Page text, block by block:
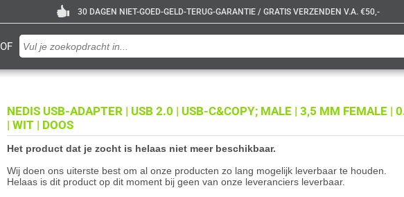
30 DAGEN NIET-GOED-GELD-TERUG-GARANTIE / GRATIS VERZENDEN V.A. €50,-
OF
NEDIS USB-ADAPTER | USB 2.0 | USB-C&COPY; MALE | 3,5 MM FEMALE |
| WIT | DOOS
Het product dat je zocht is helaas niet meer beschikbaar.
Wij doen ons uiterste best om al onze producten zo lang mogelijk leverbaar te houden.
Helaas is dit product op dit moment bij geen van onze leveranciers leverbaar.